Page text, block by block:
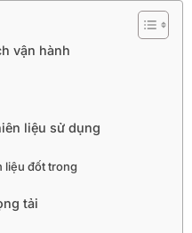
vận hành
liệu sử dụng
liệu đốt trong
tải